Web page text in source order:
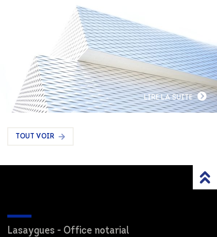
LIRE LA SUITE
TOUT VOIR
Lasaygues - Office notarial